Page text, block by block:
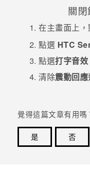
關
在主畫面 上
點選 HTC
點選打字音效
清除震動回應
覺得這篇文章有用嗎
是
否